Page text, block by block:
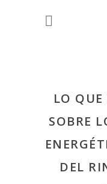
LO QUE
SOBRE
DEL